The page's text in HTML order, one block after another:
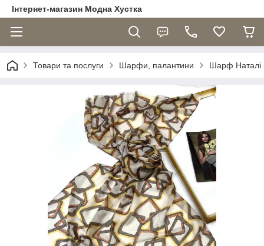
Інтернет-магазин Модна Хустка
Товари та послуги Шарфи, палантини Шарф Наталі